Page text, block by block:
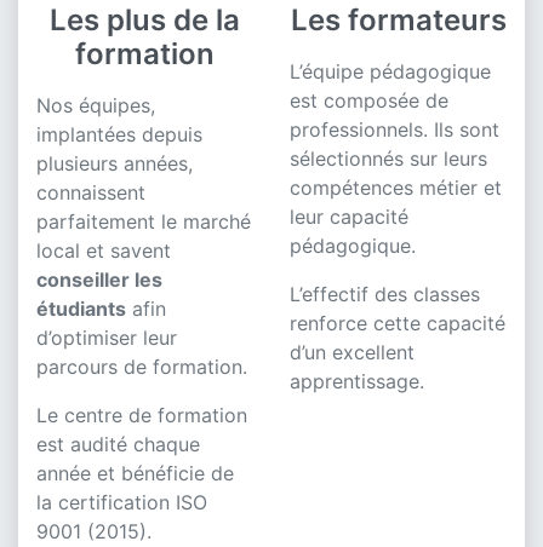
Les plus de la
formation
Nos équipes,
implantées depuis
plusieurs années,
connaissent
parfaitement le marché
local et savent
conseiller les
étudiants afin
d’optimiser leur
parcours de formation.
Le centre de formation
est audité chaque
année et bénéficie de
la certification ISO
9001 (2015).
Les formateurs
L’équipe pédagogique
est composée de
professionnels. Ils sont
sélectionnés sur leurs
compétences métier et
leur capacité
pédagogique.
L’effectif des classes
renforce cette capacité
d’un excellent
apprentissage.